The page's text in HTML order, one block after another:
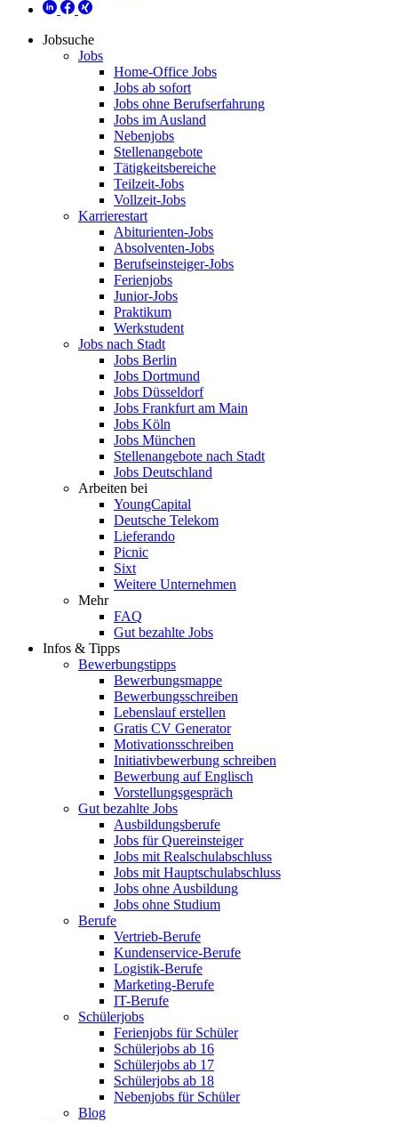
Jobsuche
Jobs
Home-Office Jobs
Jobs ab sofort
Jobs ohne Berufserfahrung
Jobs im Ausland
Nebenjobs
Stellenangebote
Tätigkeitsbereiche
Teilzeit-Jobs
Vollzeit-Jobs
Karrierestart
Abiturienten-Jobs
Absolventen-Jobs
Berufseinsteiger-Jobs
Ferienjobs
Junior-Jobs
Praktikum
Werkstudent
Jobs nach Stadt
Jobs Berlin
Jobs Dortmund
Jobs Düsseldorf
Jobs Frankfurt am Main
Jobs Köln
Jobs München
Stellenangebote nach Stadt
Jobs Deutschland
Arbeiten bei
YoungCapital
Deutsche Telekom
Lieferando
Picnic
Sixt
Weitere Unternehmen
Mehr
FAQ
Gut bezahlte Jobs
Infos & Tipps
Bewerbungstipps
Bewerbungsmappe
Bewerbungsschreiben
Lebenslauf erstellen
Gratis CV Generator
Motivationsschreiben
Initiativbewerbung schreiben
Bewerbung auf Englisch
Vorstellungsgespräch
Gut bezahlte Jobs
Ausbildungsberufe
Jobs für Quereinsteiger
Jobs mit Realschulabschluss
Jobs mit Hauptschulabschluss
Jobs ohne Ausbildung
Jobs ohne Studium
Berufe
Vertrieb-Berufe
Kundenservice-Berufe
Logistik-Berufe
Marketing-Berufe
IT-Berufe
Schülerjobs
Ferienjobs für Schüler
Schülerjobs ab 16
Schülerjobs ab 17
Schülerjobs ab 18
Nebenjobs für Schüler
Blog